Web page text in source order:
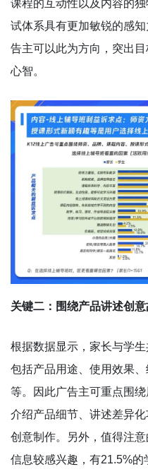
课程的互动性以及内容的
试体系具有更加敏锐的感
告主可以此为方向，突出
心智。
关键二：围绕产品讲述创
根据数据显示，家长与学
包括产品用途、使用效果
等。因此广告主可重点围
介绍产品细节、讲述差异
创意制作。另外，值得注
信息较感兴趣，有21.5%